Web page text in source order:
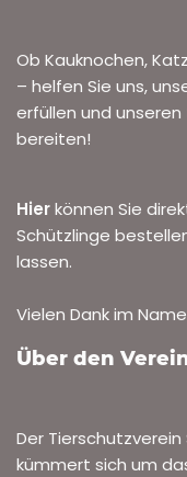
Ob Kauknochen,
– helfen Sie uns,
erfüllen und
bereiten!
Hierkönnen Sie
Schützlinge
lassen.
Vielen Dank im
Über den
Der
kümmert sich um